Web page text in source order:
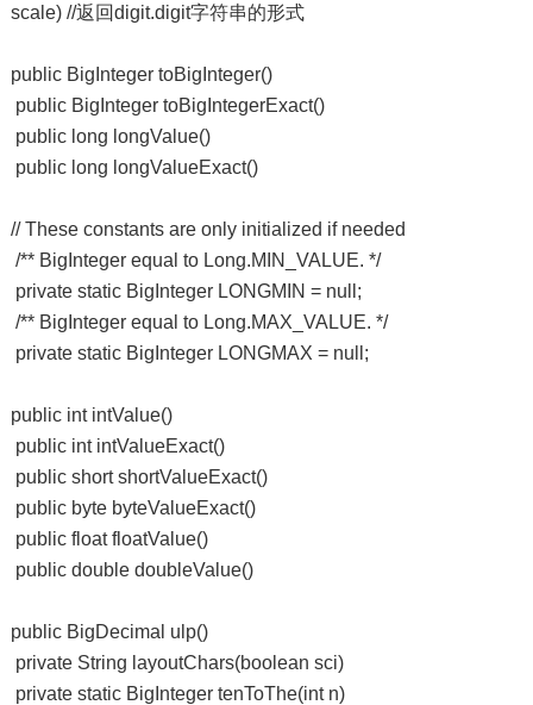
scale) //返回digit.digit字符串的形式
public BigInteger toBigInteger()
public BigInteger toBigIntegerExact()
public long longValue()
public long longValueExact()
// These constants are only initialized if needed
/** BigInteger equal to Long.MIN_VALUE. */
private static BigInteger LONGMIN = null;
/** BigInteger equal to Long.MAX_VALUE. */
private static BigInteger LONGMAX = null;
public int intValue()
public int intValueExact()
public short shortValueExact()
public byte byteValueExact()
public float floatValue()
public double doubleValue()
public BigDecimal ulp()
private String layoutChars(boolean sci)
private static BigInteger tenToThe(int n)